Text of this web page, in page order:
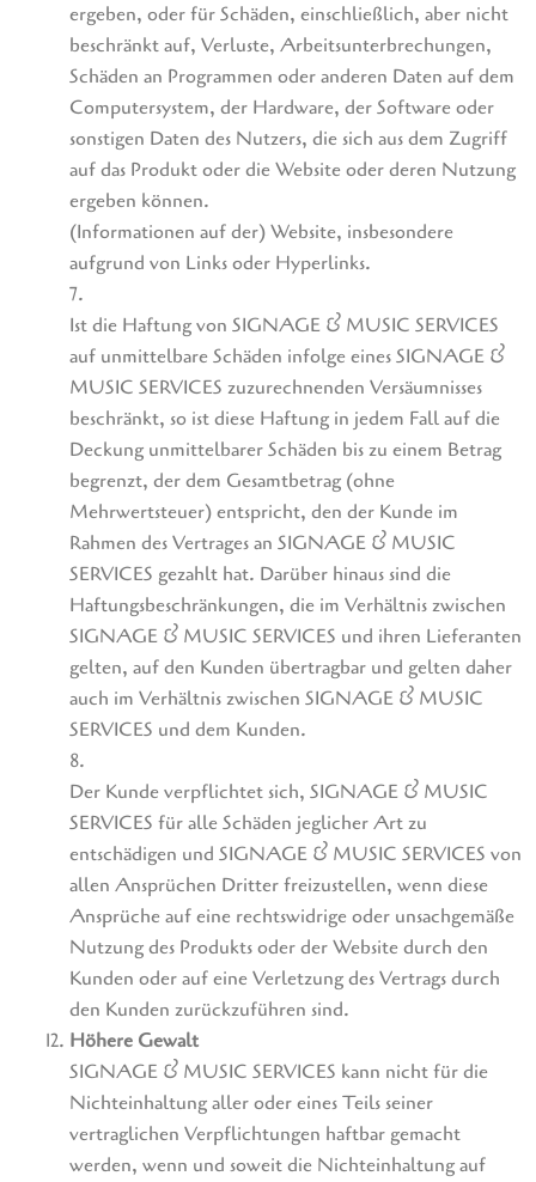
ergeben, oder für Schäden, einschließlich, aber nicht
beschränkt auf, Verluste, Arbeitsunterbrechungen,
Schäden an Programmen oder anderen Daten auf dem
Computersystem, der Hardware, der Software oder
sonstigen Daten des Nutzers, die sich aus dem Zugriff
auf das Produkt oder die Website oder deren Nutzung
ergeben können.
(Informationen auf der) Website, insbesondere
aufgrund von Links oder Hyperlinks.
7.
Ist die Haftung von SIGNAGE & MUSIC SERVICES
auf unmittelbare Schäden infolge eines SIGNAGE &
MUSIC SERVICES zuzurechnenden Versäumnisses
beschränkt, so ist diese Haftung in jedem Fall auf die
Deckung unmittelbarer Schäden bis zu einem Betrag
begrenzt, der dem Gesamtbetrag (ohne
Mehrwertsteuer) entspricht, den der Kunde im
Rahmen des Vertrages an SIGNAGE & MUSIC
SERVICES gezahlt hat. Darüber hinaus sind die
Haftungsbeschränkungen, die im Verhältnis zwischen
SIGNAGE & MUSIC SERVICES und ihren Lieferanten
gelten, auf den Kunden übertragbar und gelten daher
auch im Verhältnis zwischen SIGNAGE & MUSIC
SERVICES und dem Kunden.
8.
Der Kunde verpflichtet sich, SIGNAGE & MUSIC
SERVICES für alle Schäden jeglicher Art zu
entschädigen und SIGNAGE & MUSIC SERVICES von
allen Ansprüchen Dritter freizustellen, wenn diese
Ansprüche auf eine rechtswidrige oder unsachgemäße
Nutzung des Produkts oder der Website durch den
Kunden oder auf eine Verletzung des Vertrags durch
den Kunden zurückzuführen sind.
Höhere Gewalt
SIGNAGE & MUSIC SERVICES kann nicht für die
Nichteinhaltung aller oder eines Teils seiner
vertraglichen Verpflichtungen haftbar gemacht
werden, wenn und soweit die Nichteinhaltung auf